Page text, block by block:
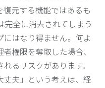
元する機能ではあるも
完全に消去されてしまう
にはなり得ません。何よ
権限を奪取した場合、
るリスクがあります。
丈夫」という考えは、経